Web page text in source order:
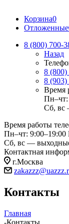
Корзина0
Отложенные
8 (800) 700-
Назад
8 (800)
8 (903)
Время
Пн–чт:
Сб, вс
Время работы
Пн–чт: 9:00–19:00
Сб, вс —
Контактная
г.Москва
Контакты
Главная
-Контакты